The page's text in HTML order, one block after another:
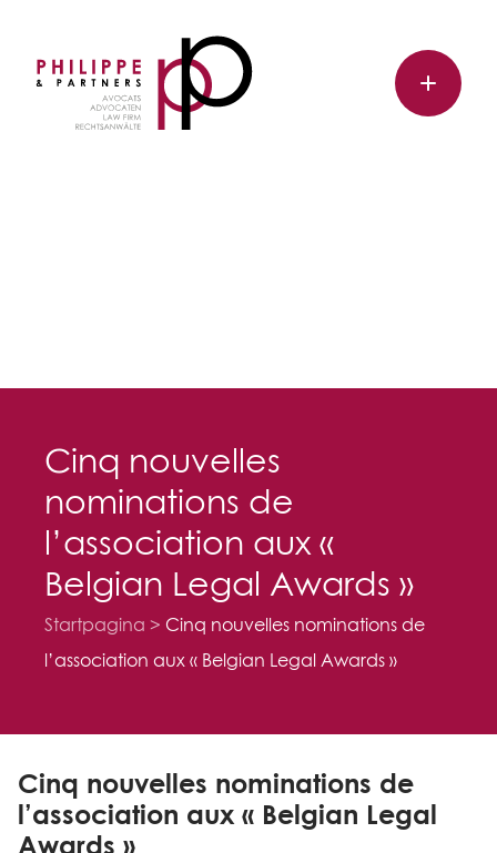
Cinq nouvelles
nominations de
l’association aux «
Belgian Legal Awards »
Startpagina
Cinq nouvelles nominations de
l’association aux « Belgian Legal Awards »
Cinq nouvelles nominations de
l’association aux « Belgian Legal
Awards »